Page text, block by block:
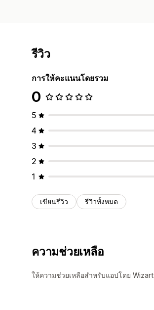
รีวิว
การให้คะแนนโดยรวม
0
5
4
3
2
1
เขียนรีวิว รีวิวทั้งหมด
ความช่วยเหลือ
ให้ความช่วยเหลือสำหรับแอปโดย Wizart